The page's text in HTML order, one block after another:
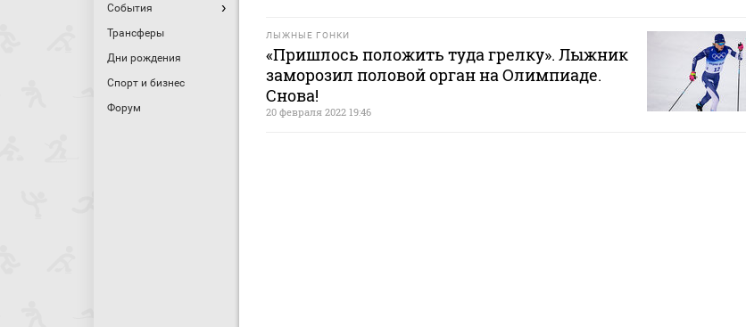
События
Трансферы
Дни рождения
Спорт и бизнес
Форум
ЛЫЖНЫЕ ГОНКИ
«Пришлось положить туда грелку». Лыжник
заморозил половой орган на Олимпиаде.
Снова!
20 февраля 2022 19:46